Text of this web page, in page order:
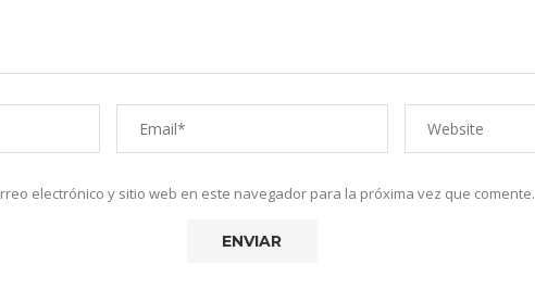
electrónico y sitio web en este navegador para la próxima vez que comente.